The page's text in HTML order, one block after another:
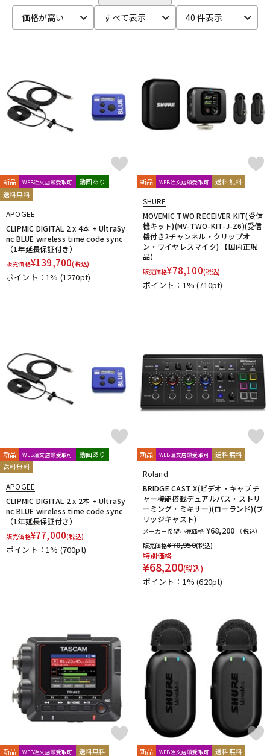
KAWAI KAWAII FUTURESAMPLES KENTON
Kikutani
Nektar Technology
NOVATION Nugen Audio
O-R
OVERLOUD Oyaide Pearl
Pitch Innovations
Plugin Alliance
Positive Grid
PreSonus
Rob Papen
RUPERT NEVE DESIGNS
S-T
serato
SLATE AUDIO
Softube
Sonarworks
Sonic Studio
Sonnox SoundToys
SPECTRASONICS
SSL(Solid State Logic)
Steinberg
Steven Slate Audio
stokyo
STREZOV SAMPLING Studiologic
SYNTHOGY
TAC SYSTEM TASCAM
tc electronic
Thrustmaster
unknown
Vengeance Sound VI Labs
VIENNA
Vital Arts
Waldorf Wave Machine Labs
WaveDNA
WAVES
XFER RECORDS xlnaudio
XSONIC
YAMAHA
ZAOR ZOOM
Mntra
cmf by NOTHING
価格が高い
すべて表示 40 件表示
新品 WEB注文店頭受取可
動画あり
送料無料
APOGEE
CLIPMIC DIGITAL 2 x 4本 + UltraSy
nc BLUE wireless time code sync
（1年延長保証付き）
販売価格¥139,700(税込)
ポイント：1% (1270pt)
新品 WEB注文店頭受取可 送料無料
SHURE
MOVEMIC TWO RECEIVER KIT(受信
機キット)(MV-TWO-KIT-J-Z6)(受信
機付き2チャンネル・クリップオ
ン・ワイヤレスマイク) 【国内正規
品】
販売価格¥78,100(税込)
ポイント：1%(710pt)
新品 WEB注文店頭受取可
動画あり
送料無料
APOGEE
CLIPMIC DIGITAL 2 x 2本 + UltraSy
nc BLUE wireless time code sync
（1年延長保証付き）
販売価格¥77,000(税込)
ポイント：1% (700pt)
新品 WEB注文店頭受取可 送料無料
Roland
BRIDGE CAST X(ビデオ・キャプチ
ャー機能搭載デュアルバス・ストリ
ーミング・ミキサー)(ローランド)(ブ
リッジキャスト)
メーカー希望小売価格 ¥68,200
（税込）
販売価格¥70,950(税込)
特別価格
¥68,200(税込)
ポイント：1%(620pt)
新品 WEB注文店頭受取可 送料無料 新品 WEB注文店頭受取可 送料無料